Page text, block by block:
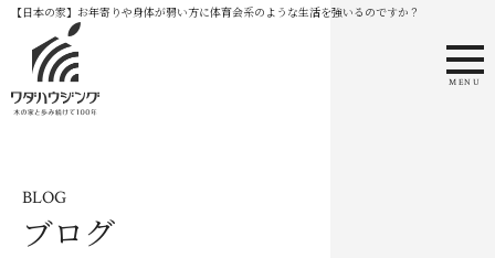
【日本の家】お年寄りや身体が弱い方に体育会系のような生活を強いるのですか？
MENU
BLOG
ブログ